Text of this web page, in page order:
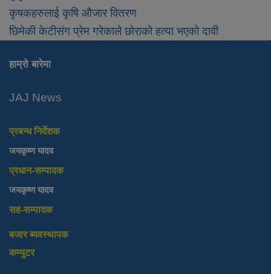
कृषकहरुलाई कृषि औजार वितरण
छिमेकी केटीसंग प्रेम गरेकाले छोराको हत्या भएको दावी
हाम्रो बारेमा
JAJ News
प्रबन्ध निर्देशक
जयकृष्ण यादव
प्रधान-सम्पादक
जयकृष्ण यादव
सह-सम्पादक
बजार ब्यवस्थापक
कम्युटर